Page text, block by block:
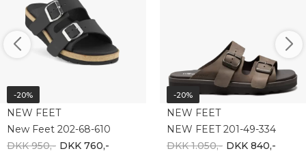
-20%
NEW FEET
New Feet 202-68-610
DKK 950,- DKK 760,-
-20%
NEW FEET
NEW FEET 201-49-334
DKK 1.050,- DKK 840,-